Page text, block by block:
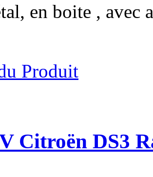
en boite , avec
Produit
Citroën DS3